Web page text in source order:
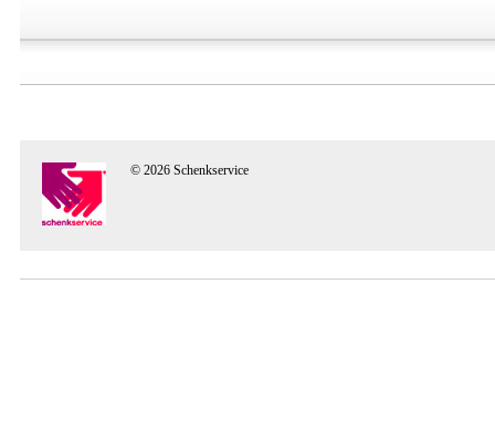
© 2026 Schenkservice